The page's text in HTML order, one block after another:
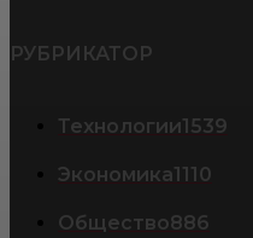
РУБРИКАТОР
Технологии1539
Экономика1110
Общество886